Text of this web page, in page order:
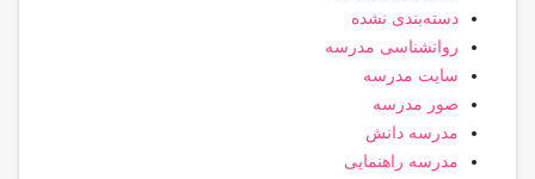
دسته‌بندی نشده
روانشناسی مدرسه
سایت مدرسه
صور مدرسه
مدرسه دانش
مدرسه راهنمایی